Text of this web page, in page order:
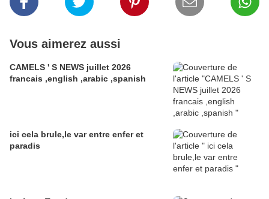
Vous aimerez aussi
CAMELS ' S NEWS juillet 2026
francais ,english ,arabic ,spanish
ici cela brule,le var entre enfer et
paradis